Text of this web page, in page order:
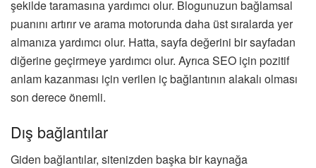
şekilde taramasına yardımcı olur. Blogunuzun bağlamsal
puanını artırır ve arama motorunda daha üst sıralarda yer
almanıza yardımcı olur. Hatta, sayfa değerini bir sayfadan
diğerine geçirmeye yardımcı olur. Ayrıca SEO için pozitif
anlam kazanması için verilen iç bağlantının alakalı olması
son derece önemli.
Dış bağlantılar
Giden bağlantılar, sitenizden başka bir kaynağa